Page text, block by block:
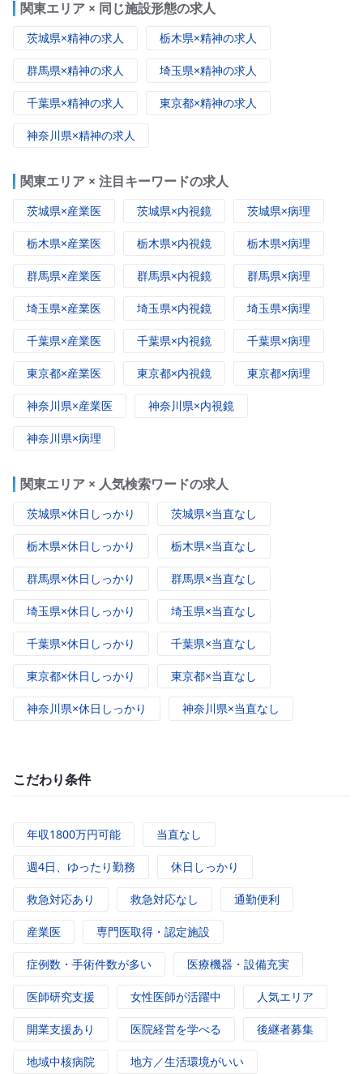
関東エリア × 同じ施設形態の求人
茨城県×精神の求人 栃木県×精神の求人
群馬県×精神の求人 埼玉県×精神の求人
千葉県×精神の求人 東京都×精神の求人
神奈川県×精神の求人
関東エリア × 注目キーワードの求人
茨城県×産業医 茨城県×内視鏡 茨城県×病理
栃木県×産業医 栃木県×内視鏡 栃木県×病理
群馬県×産業医 群馬県×内視鏡 群馬県×病理
埼玉県×産業医 埼玉県×内視鏡 埼玉県×病理
千葉県×産業医 千葉県×内視鏡 千葉県×病理
東京都×産業医 東京都×内視鏡 東京都×病理
神奈川県×産業医 神奈川県×内視鏡
神奈川県×病理
関東エリア × 人気検索ワードの求人
茨城県×休日しっかり 茨城県×当直なし
栃木県×休日しっかり 栃木県×当直なし
群馬県×休日しっかり 群馬県×当直なし
埼玉県×休日しっかり 埼玉県×当直なし
千葉県×休日しっかり 千葉県×当直なし
東京都×休日しっかり 東京都×当直なし
神奈川県×休日しっかり 神奈川県×当直なし
こだわり条件
年収1800万円可能 当直なし
週4日、ゆったり勤務 休日しっかり
救急対応あり 救急対応なし 通勤便利
産業医 専門医取得・認定施設
症例数・手術件数が多い 医療機器・設備充実
医師研究支援 女性医師が活躍中 人気エリア
開業支援あり 医院経営を学べる 後継者募集
地域中核病院 地方／生活環境がいい